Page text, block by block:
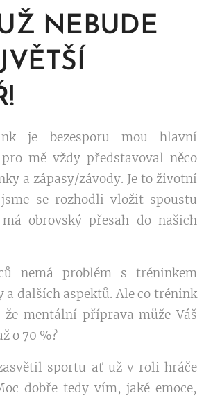
NEBUDE
je bezesporu mou hlavní
mě vždy představoval něco
a zápasy/závody. Je to životní
se rozhodli vložit spoustu
obrovský přesah do našich
nemá problém s tréninkem
a dalších aspektů. Ale co trénink
mentální příprava může Váš
o 70 %?
sportu ať už v roli hráče
dobře tedy vím, jaké emoce,